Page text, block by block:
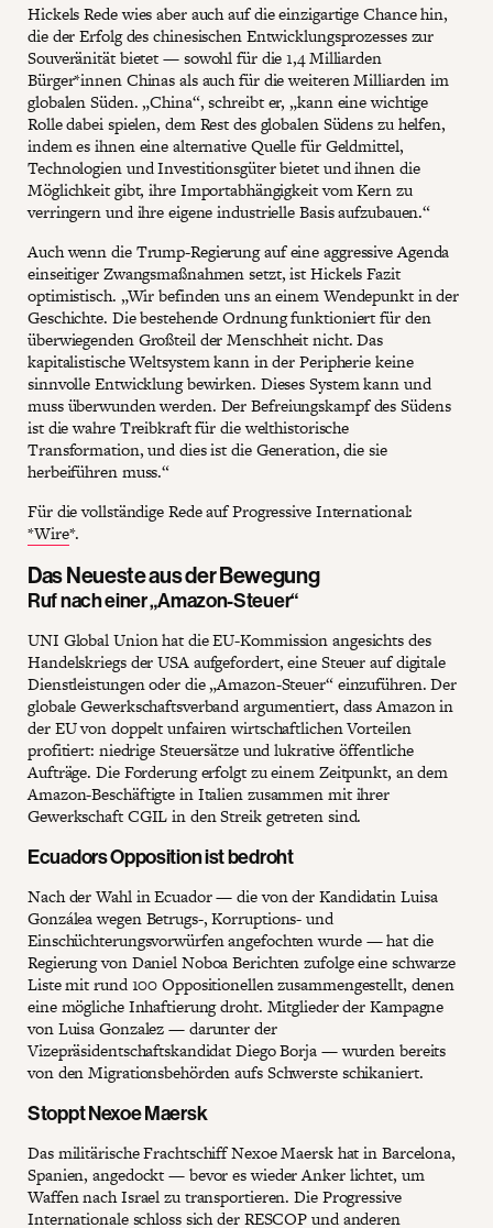
Hickels Rede wies aber auch auf die einzigartige Chance hin,
die der Erfolg des chinesischen Entwicklungsprozesses zur
Souveränität bietet — sowohl für die 1,4 Milliarden
Bürger*innen Chinas als auch für die weiteren Milliarden im
globalen Süden. „China“, schreibt er, „kann eine wichtige
Rolle dabei spielen, dem Rest des globalen Südens zu helfen,
indem es ihnen eine alternative Quelle für Geldmittel,
Technologien und Investitionsgüter bietet und ihnen die
Möglichkeit gibt, ihre Importabhängigkeit vom Kern zu
verringern und ihre eigene industrielle Basis aufzubauen.“
Auch wenn die Trump-Regierung auf eine aggressive Agenda
einseitiger Zwangsmaßnahmen setzt, ist Hickels Fazit
optimistisch. „Wir befinden uns an einem Wendepunkt in der
Geschichte. Die bestehende Ordnung funktioniert für den
überwiegenden Großteil der Menschheit nicht. Das
kapitalistische Weltsystem kann in der Peripherie keine
sinnvolle Entwicklung bewirken. Dieses System kann und
muss überwunden werden. Der Befreiungskampf des Südens
ist die wahre Treibkraft für die welthistorische
Transformation, und dies ist die Generation, die sie
herbeiführen muss.“
Für die vollständige Rede auf Progressive International:
*Wire*.
Das Neueste aus der Bewegung
Ruf nach einer „Amazon-Steuer“
UNI Global Union hat die EU-Kommission angesichts des
Handelskriegs der USA aufgefordert, eine Steuer auf digitale
Dienstleistungen oder die „Amazon-Steuer“ einzuführen. Der
globale Gewerkschaftsverband argumentiert, dass Amazon in
der EU von doppelt unfairen wirtschaftlichen Vorteilen
profitiert: niedrige Steuersätze und lukrative öffentliche
Aufträge. Die Forderung erfolgt zu einem Zeitpunkt, an dem
Amazon-Beschäftigte in Italien zusammen mit ihrer
Gewerkschaft CGIL in den Streik getreten sind.
Ecuadors Opposition ist bedroht
Nach der Wahl in Ecuador — die von der Kandidatin Luisa
Gonzálea wegen Betrugs-, Korruptions- und
Einschüchterungsvorwürfen angefochten wurde — hat die
Regierung von Daniel Noboa Berichten zufolge eine schwarze
Liste mit rund 100 Oppositionellen zusammengestellt, denen
eine mögliche Inhaftierung droht. Mitglieder der Kampagne
von Luisa Gonzalez — darunter der
Vizepräsidentschaftskandidat Diego Borja — wurden bereits
von den Migrationsbehörden aufs Schwerste schikaniert.
Stoppt Nexoe Maersk
Das militärische Frachtschiff Nexoe Maersk hat in Barcelona,
Spanien, angedockt — bevor es wieder Anker lichtet, um
Waffen nach Israel zu transportieren. Die Progressive
Internationale schloss sich der RESCOP und anderen